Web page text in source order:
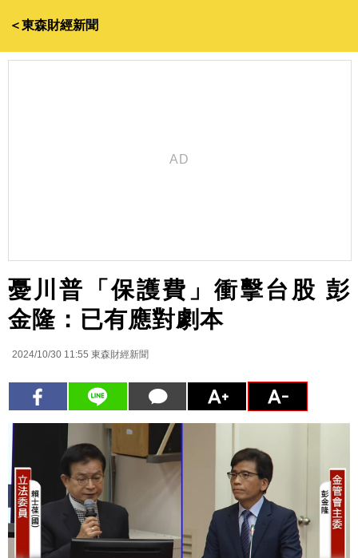
＜東森財經新聞
憂川普「保護費」衝擊台股 彭
金隆：已有應對劇本
2024/10/30 11:55 東森財經新聞